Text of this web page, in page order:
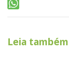
Leia também